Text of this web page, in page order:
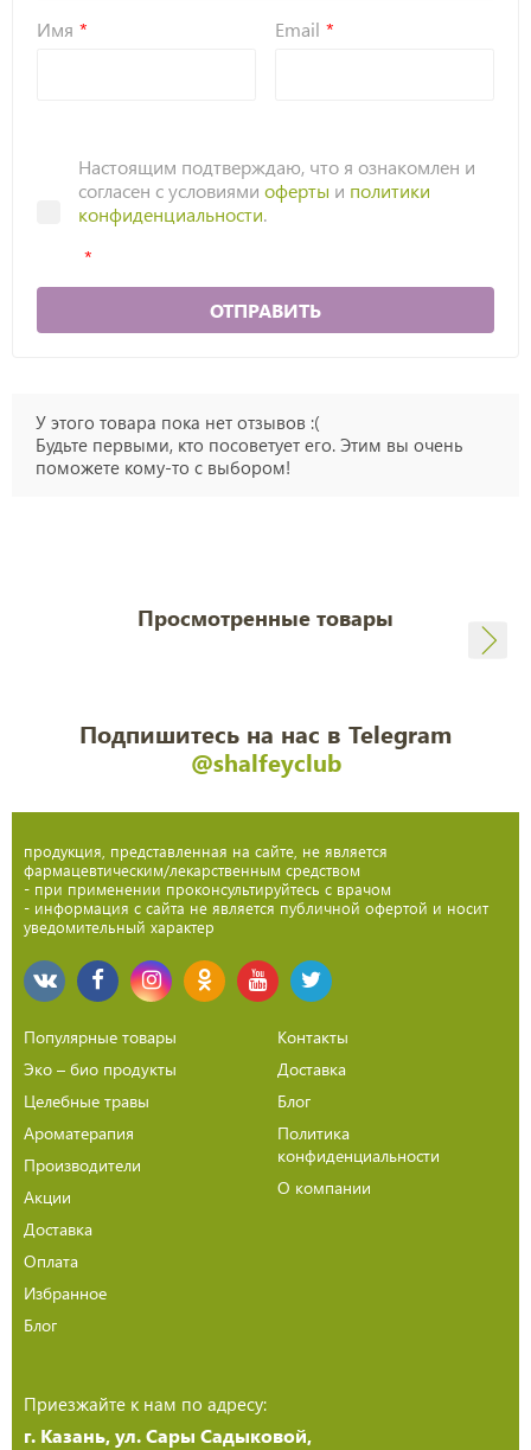
Имя Email
Настоящим подтверждаю, что я ознакомлен и
согласен с условиями оферты и политики
конфиденциальности.
ОТПРАВИТЬ
У этого товара пока нет отзывов :(
Будьте первыми, кто посоветует его. Этим вы очень
поможете кому-то с выбором!
Просмотренные товары
Подпишитесь на нас в Telegram
@shalfeyclub
продукция, представленная на сайте, не является
фармацевтическим/лекарственным средством
- при применении проконсультируйтесь с врачом
- информация с сайта не является публичной офертой и носит
уведомительный характер
Популярные товары
Эко – био продукты
Целебные травы
Ароматерапия
Производители
Акции
Доставка
Оплата
Избранное
Блог
Контакты
Доставка
Блог
Политика
конфиденциальности
О компании
Приезжайте к нам по адресу:
г. Казань, ул. Сары Садыковой,